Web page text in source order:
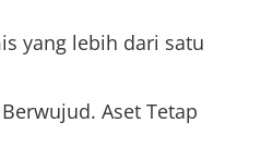
yang lebih dari satu
Aset Tetap